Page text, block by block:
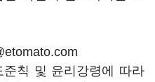
칙 및 윤리강령에 따라